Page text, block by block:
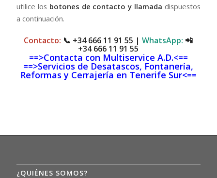
utilice los botones de contacto y llamada dispuestos
a continuación.
Contacto: 📞 +34 666 11 91 55 |WhatsApp: 📲
+34 666 11 91 55
==>Contacta con Multiservice A.D.<==
==>Servicios de Desatascos, Fontanería,
Reformas y Cerrajería en Tenerife Sur<==
¿QUIÉNES SOMOS?